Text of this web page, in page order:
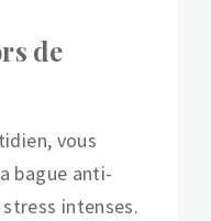
de
vous
bague anti-
intenses.